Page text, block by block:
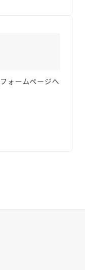
ォームページへ